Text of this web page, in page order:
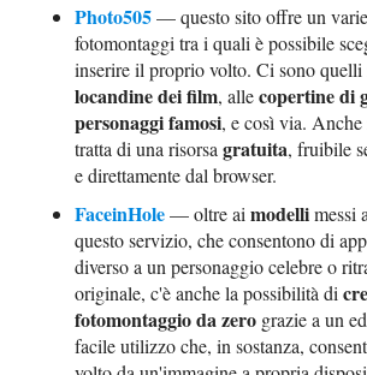
Photo505— questo sito offre un
fotomontaggi tra i quali è possibile
inserire il proprio volto. Ci sono
locandine dei film, allecopertine di
personaggi famosi, e così via. Anche
tratta di una risorsagratuita, fruibile
e direttamente dal browser.
FaceinHole— oltre aimodellimessi
questo servizio, che consentono di
diverso a un personaggio celebre o
originale, c'è anche la possibilità di
fotomontaggio da zero grazie a un
facile utilizzo che, in sostanza,